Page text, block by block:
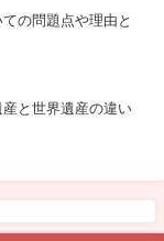
の問題点や理由と
と世界遺産の違い